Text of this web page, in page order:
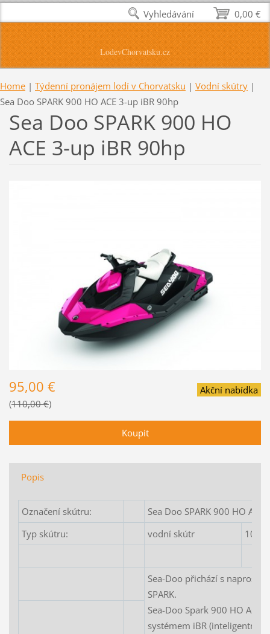
LodevChorvatsku.cz
Home | Týdenní pronájem lodí v Chorvatsku | Vodní skútry |
Sea Doo SPARK 900 HO ACE 3-up iBR 90hp
Sea Doo SPARK 900 HO
ACE 3-up iBR 90hp
Akční nabídka
95,00 €
110,00 €
Popis
Označení skútru:
Sea Doo SPARK 900 HO
Typ skútru:
vodní skútr
Sea-Doo přichází s
SPARK.
Sea-Doo Spark 900 HO
systémem iBR (inteligentní
0,00 €
Vyhledávání